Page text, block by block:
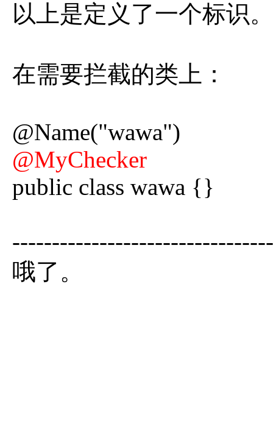
以上是定义了一个标识。
在需要拦截的类上：
@Name("wawa")
@MyChecker
public class wawa {}
哦了。